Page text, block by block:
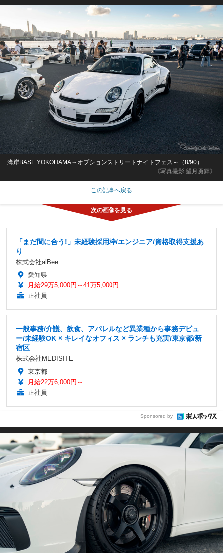
《写真撮影 望月勇輝》
湾岸BASE YOKOHAMA～オプションストリートナイトフェス～（8/90）
この記事へ戻る
「まだ間に合う!」未経験採用枠/エンジニア/資格取得支援あ
り
株式会社alBee
愛知県
月給29万5,000円～41万5,000円
正社員
一般事務/介護、飲食、アパレルなど異業種から事務デビュ
ー/未経験OK × キレイなオフィス × ランチも充実/東京都/新
宿区
株式会社MEDISITE
東京都
月給22万6,000円～
正社員
Sponsored by